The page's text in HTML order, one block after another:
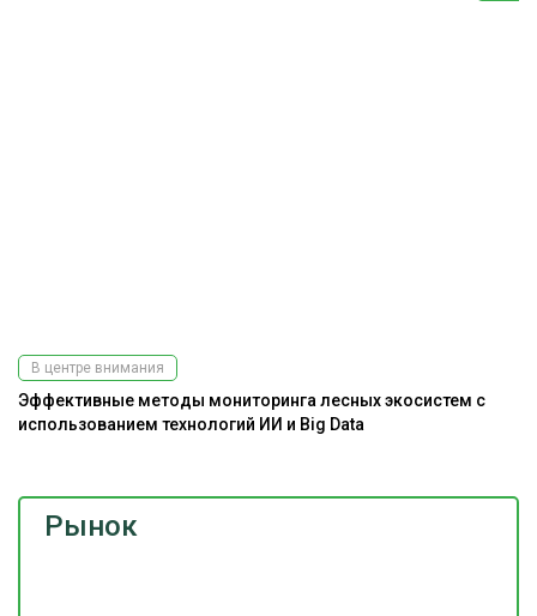
Рынок
В центре внимания
Эффективные методы мониторинга лесных экосистем с
использованием технологий ИИ и Big Data